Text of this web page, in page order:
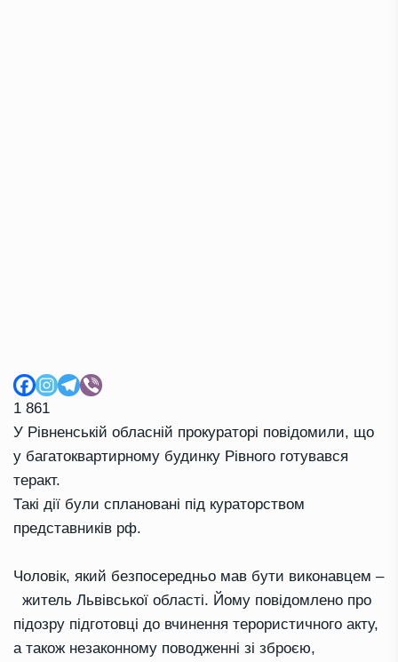
1 861
У Рівненській обласній прокураторі повідомили, що
у багатоквартирному будинку Рівного готувався
теракт.
Такі дії були сплановані під кураторством
представників рф.
Чоловік, який безпосередньо мав бути виконавцем –
житель Львівської області. Йому повідомлено про
підозру підготовці до вчинення терористичного акту,
а також незаконному поводженні зі зброєю,